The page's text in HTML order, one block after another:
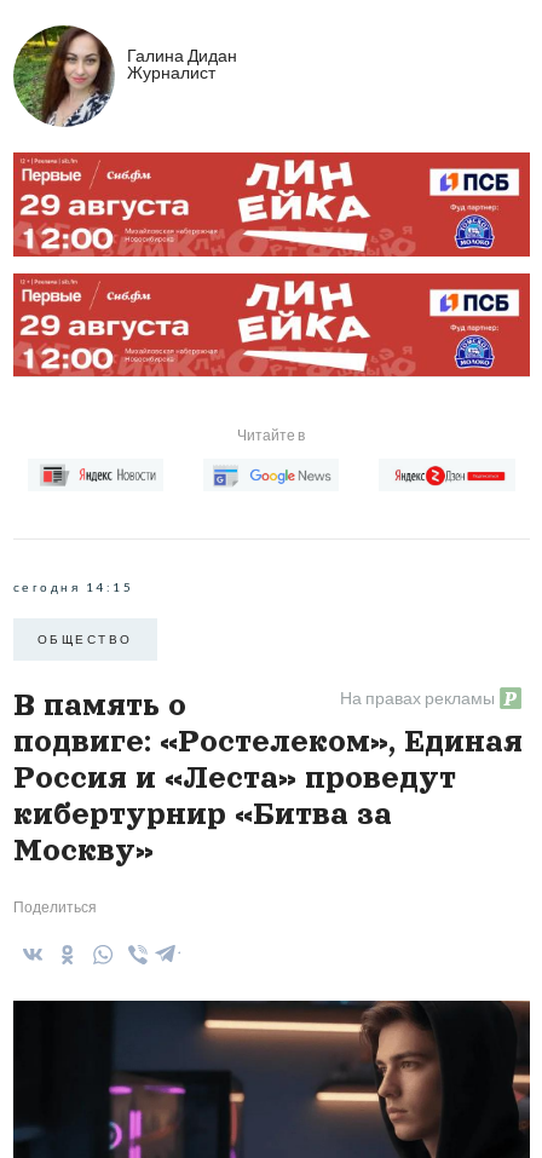
Галина Дидан
Журналист
Читайте в
сегодня 14:15
ОБЩЕСТВО
На правах рекламы
В память о
подвиге: «Ростелеком», Единая
Россия и «Леста» проведут
кибертурнир «Битва за
Москву»
Поделиться